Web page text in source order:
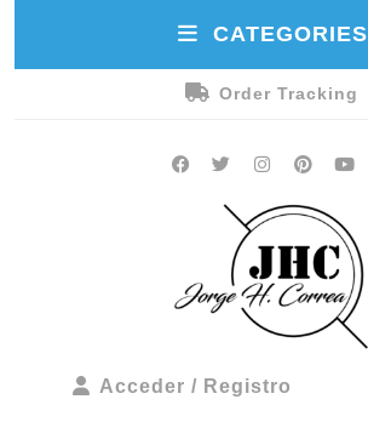
CATEGORIES
Order Tracking
Acceder / Registro